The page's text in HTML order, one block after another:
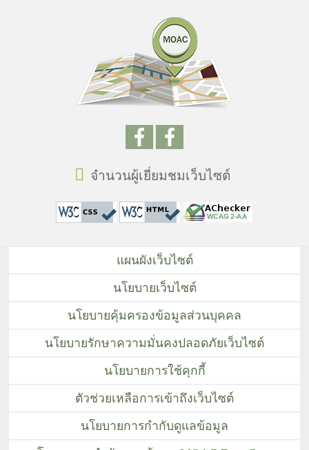
จำนวนผู้เยี่ยมชมเว็บไซต์
แผนผังเว็บไซต์
นโยบายเว็บไซต์
นโยบายคุ้มครองข้อมูลส่วนบุคคล
นโยบายรักษาความมั่นคงปลอดภัยเว็บไซต์
นโยบายการใช้คุกกี้
ตัวช่วยเหลือการเข้าถึงเว็บไซต์
นโยบายการกำกับดูแลข้อมูล